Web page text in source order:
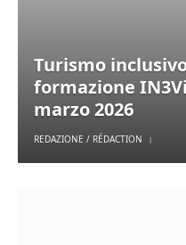
Turismo
formazione
marzo 2026
REDAZIONE / RÉDACTION